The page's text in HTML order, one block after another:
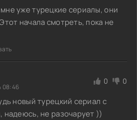
уже турецкие сериалы, они
начала смотреть, пока не
08:46
0 0
новый турецкий сериал с
надеюсь, не разочарует ))